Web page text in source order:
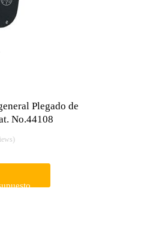
Plegado de
No.44108